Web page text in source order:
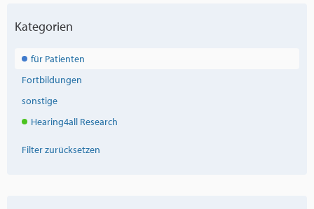
Kategorien
für Patienten
Fortbildungen
sonstige
Hearing4all Research
Filter zurücksetzen